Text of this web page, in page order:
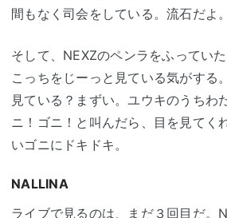
間もなく司会をしている。流石だよ。
そして、NEXZのペンラをふってい
こっちをじーっと見ている気がする
見ている？まずい。ユウキのうちわ
ニ！ゴニ！と叫んだら、目を見てく
いゴニにドキドキ。
NALLINA
ライブで見るのは、まだ３回目だ。